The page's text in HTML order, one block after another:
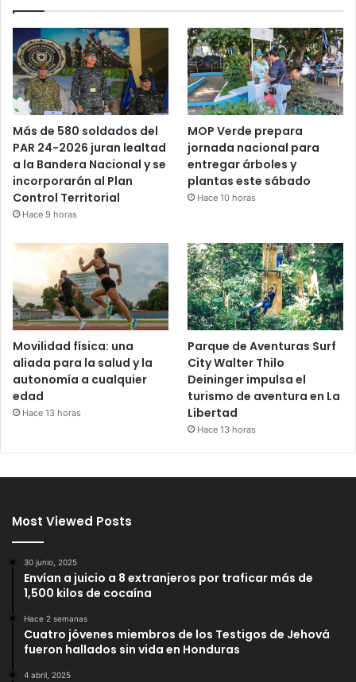
Más de 580 soldados del
PAR 24-2026 juran lealtad
a la Bandera Nacional y se
incorporarán al Plan
Control Territorial
Hace 9 horas
MOP Verde prepara
jornada nacional para
entregar árboles y
plantas este sábado
Hace 10 horas
Movilidad física: una
aliada para la salud y la
autonomía a cualquier
edad
Hace 13 horas
Parque de Aventuras Surf
City Walter Thilo
Deininger impulsa el
turismo de aventura en La
Libertad
Hace 13 horas
Most Viewed Posts
30 junio, 2025
Envían a juicio a 8 extranjeros por traficar más de
1,500 kilos de cocaína
Hace 2 semanas
Cuatro jóvenes miembros de los Testigos de Jehová
fueron hallados sin vida en Honduras
4 abril, 2025